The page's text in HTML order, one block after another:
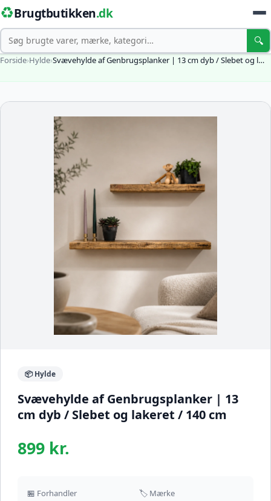
♻️Brugtbutikken.dk
Søg 🔍
Forside›Hylde›Svævehylde af Genbrugsplanker | 13 cm dyb / Slebet og l…
📦 Hylde
Svævehylde af Genbrugsplanker | 13
cm dyb / Slebet og lakeret / 140 cm
899 kr.
🏪 Forhandler 🏷️ Mærke